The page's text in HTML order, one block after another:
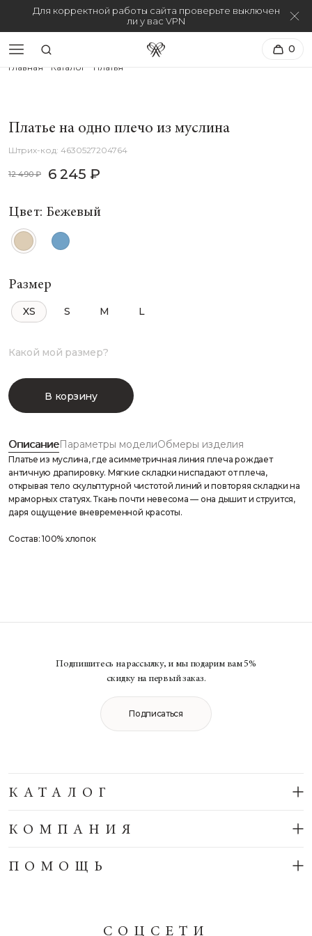
Для корректной работы сайта проверьте выключен
ли у вас VPN
0
Главная Каталог Платья
Платье на одно плечо из муслина
4630527204764
12 490 ₽ 6 245 ₽
Цвет: Бежевый
Размер
XS S M L
Какой мой размер?
В корзину
Описание
Платье из муслина, где асимметричная линия плеча рождает
античную драпировку. Мягкие складки ниспадают от плеча,
открывая тело скульптурной чистотой линий и повторяя складки на
мраморных статуях. Ткань почти невесома — она дышит и струится,
даря ощущение вневременной красоты.
Состав: 100% хлопок
Параметры моделиОбмеры изделия
Подпишитесь на рассылку, и мы подарим вам 5%
скидку на первый заказ.
Подписаться
СОЦСЕТИ
КАТАЛОГ
КОМПАНИЯ
ПОМОЩЬ